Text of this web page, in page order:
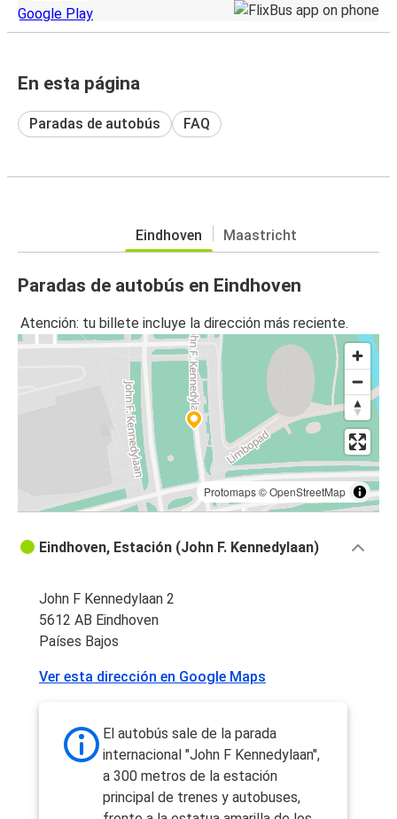
En esta página
Paradas de autobús FAQ
Eindhoven Maastricht
Paradas de autobús en Eindhoven
Atención: tu billete incluye la dirección más reciente.
Protomaps©OpenStreetMap
Eindhoven, Estación (John F. Kennedylaan)
John F Kennedylaan 2
5612 AB Eindhoven
Países Bajos
Ver esta dirección en Google Maps
El autobús sale de la parada
internacional "John F Kennedylaan",
a 300 metros de la estación
principal de trenes y autobuses,